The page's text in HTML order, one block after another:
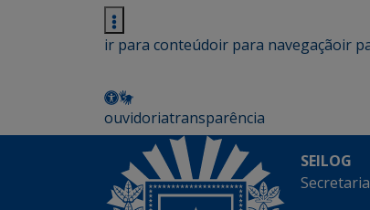
ir para conteúdoir para navegaçãoir
ouvidoriatransparência
SEILOG